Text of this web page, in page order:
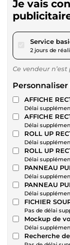
Je vais
Service
2 jours de
Ce vendeur
Personnaliser
AFFICHE
Délai
AFFICHE
Délai
ROLL UP
Délai
ROLL UP
Délai
PANNEAU
Délai
PANNEAU
Délai
FICHIER
Pas de délai
Mockup de
Délai
Recherche